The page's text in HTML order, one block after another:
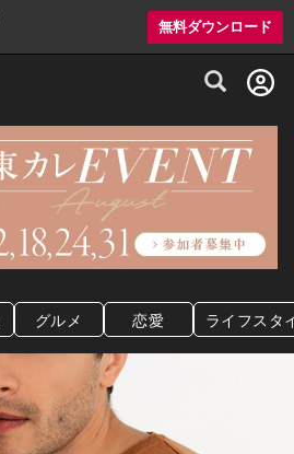
無料ダウンロード
グルメ情報・プレミアムレストラン予約
グルメ 恋愛 ライフスタ